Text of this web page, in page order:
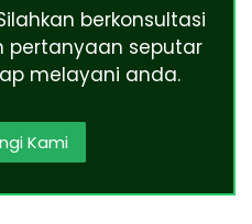
berkonsultasi
pertanyaan seputar
melayani anda.
Kami